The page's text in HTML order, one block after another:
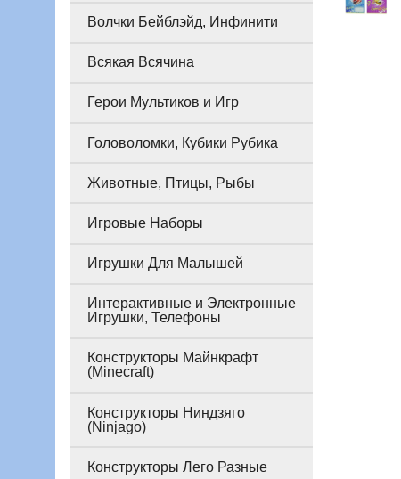
Волчки Бейблэйд, Инфинити
Всякая Всячина
Герои Мультиков и Игр
Головоломки, Кубики Рубика
Животные, Птицы, Рыбы
Игровые Наборы
Игрушки Для Малышей
Интерактивные и Электронные
Игрушки, Телефоны
Конструкторы Майнкрафт
(Minecraft)
Конструкторы Ниндзяго
(Ninjago)
Конструкторы Лего Разные